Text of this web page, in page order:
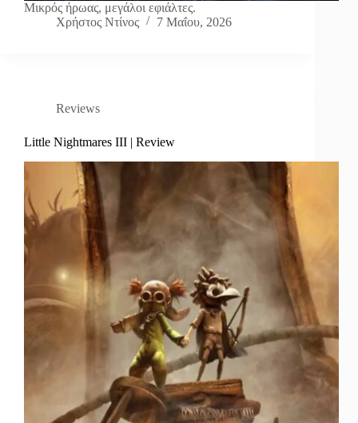
Μικρός ήρωας, μεγάλοι εφιάλτες.
Χρήστος Ντίνος
7 Μαΐου, 2026
Reviews
Little Nightmares III | Review